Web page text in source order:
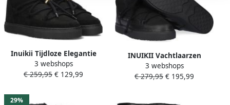
Inuikii Tijdloze Elegantie
Gecombineerd met
Functionaliteit Lage
3 webshops
€ 259,95 € 129,99
INUIKII Vachtlaarzen
Dames Classic Maat: 38
Materiaal: Suède Kleur:
3 webshops
€ 279,95 € 195,99
29%